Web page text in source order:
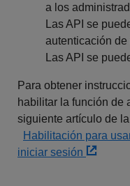
a los
Las API se
autenticación de
Las API se
Para obtener
habilitar la función de
siguiente artículo de
Habilitación para
iniciar sesión